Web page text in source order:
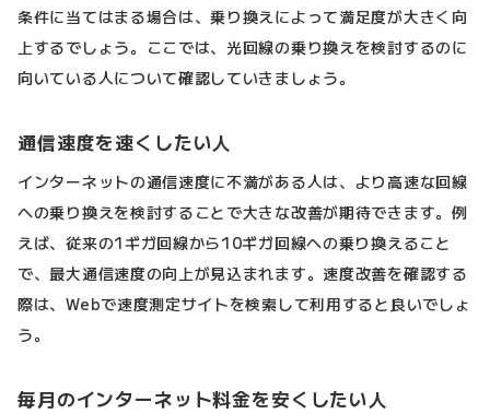
条件に当てはまる場合は、乗り換えによって満足度が大きく向
上するでしょう。ここでは、光回線の乗り換えを検討するのに
向いている人について確認していきましょう。
通信速度を速くしたい人
インターネットの通信速度に不満がある人は、より高速な回線
への乗り換えを検討することで大きな改善が期待できます。例
えば、従来の1ギガ回線から10ギガ回線への乗り換えること
で、最大通信速度の向上が見込まれます。速度改善を確認する
際は、Webで速度測定サイトを検索して利用すると良いでしょ
う。
毎月のインターネット料金を安くしたい人